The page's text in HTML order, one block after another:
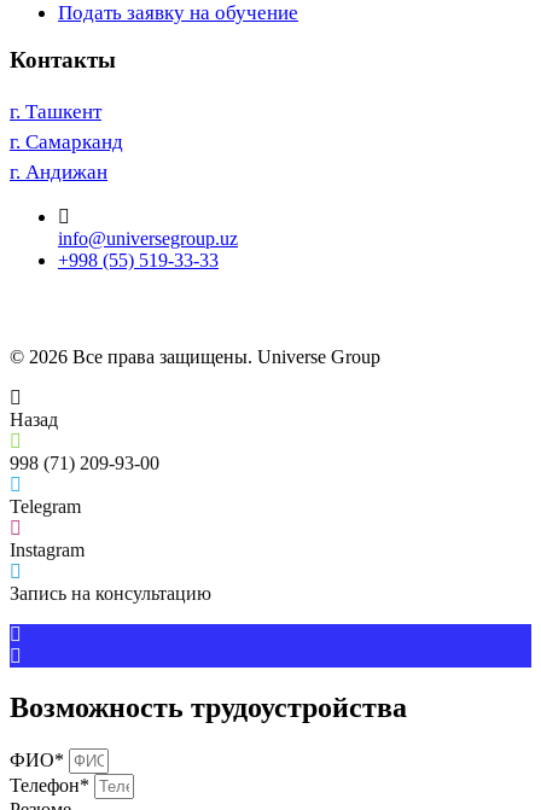
Подать заявку на обучение
Контакты
г. Ташкент
г. Самарканд
г. Андижан
info@universegroup.uz
+998 (55) 519-33-33
© 2026 Все права защищены. Universe Group
Назад
998 (71) 209-93-00
Telegram
Instagram
Запись на консультацию
Возможность трудоустройства
ФИО*
Телефон*